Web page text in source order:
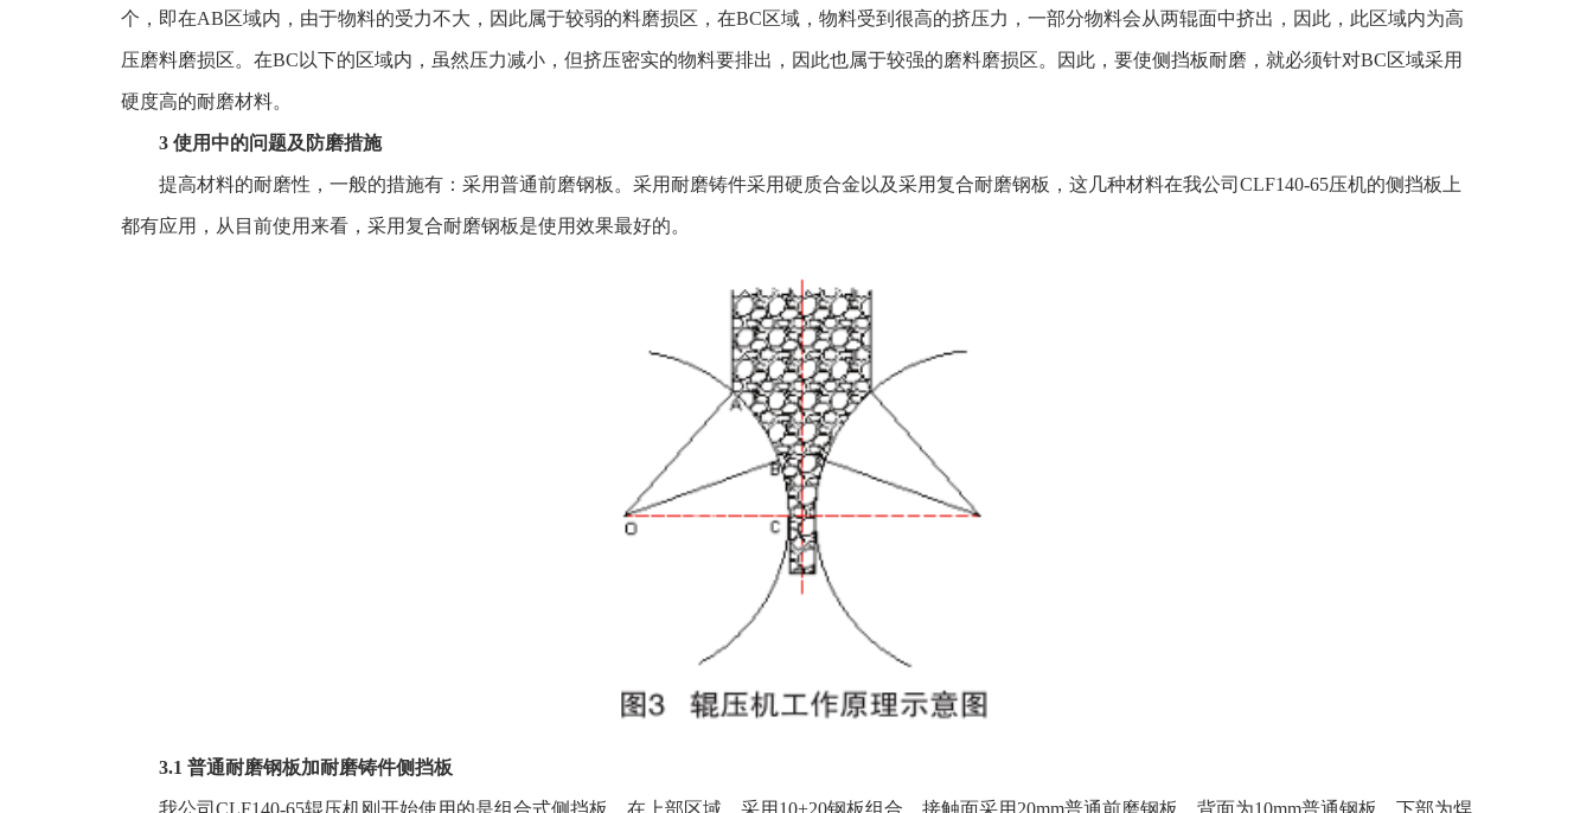
个，即在AB区域内，由于物料的受力不大，因此属于较弱的料磨损区，在BC区域，物料受到很高的挤压力，一部分物料会从两辊面中挤出，因此，此区域内为高
压磨料磨损区。在BC以下的区域内，虽然压力减小，但挤压密实的物料要排出，因此也属于较强的磨料磨损区。因此，要使侧挡板耐磨，就必须针对BC区域采用
硬度高的耐磨材料。
3 使用中的问题及防磨措施
提高材料的耐磨性，一般的措施有：采用普通前磨钢板。采用耐磨铸件采用硬质合金以及采用复合耐磨钢板，这几种材料在我公司CLF140-65压机的侧挡板上
都有应用，从目前使用来看，采用复合耐磨钢板是使用效果最好的。
3.1 普通耐磨钢板加耐磨铸件侧挡板